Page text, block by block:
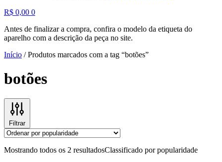
R$ 0,00 0
Antes de finalizar a compra, confira o modelo da etiqueta do
aparelho com a descrição da peça no site.
Início /Produtos marcados com a tag “botões”
botões
Filtrar
Mostrando todos os 2 resultadosClassificado por popularidade